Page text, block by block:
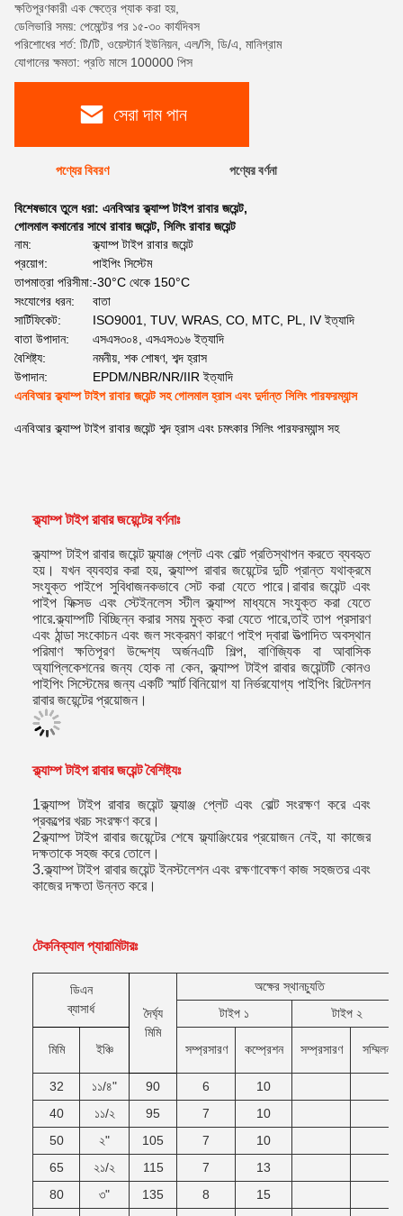
ক্ষতিপূরণকারী এক ক্ষেত্রে প্যাক করা হয়,
ডেলিভারি সময়: পেমেন্টের পর ১৫-৩০ কার্যদিবস
পরিশোধের শর্ত: টি/টি, ওয়েস্টার্ন ইউনিয়ন, এল/সি, ডি/এ, মানিগ্রাম
যোগানের ক্ষমতা: প্রতি মাসে 100000 পিস
সেরা দাম পান
পণ্যের বিবরণ পণ্যের বর্ণনা
বিশেষভাবে তুলে ধরা: এনবিআর ক্ল্যাম্প টাইপ রাবার জয়েন্ট,
গোলমাল কমানোর সাথে রাবার জয়েন্ট, সিলিং রাবার জয়েন্ট
নাম:
ক্ল্যাম্প টাইপ রাবার জয়েন্ট
প্রয়োগ:
পাইপিং সিস্টেম
তাপমাত্রা পরিসীমা:-30°C থেকে 150°C
সংযোগের ধরন:
বাতা
সার্টিফিকেট:
ISO9001, TUV, WRAS, CO, MTC, PL, IV ইত্যাদি
বাতা উপাদান:
এসএস৩০৪, এসএস৩১৬ ইত্যাদি
বৈশিষ্ট্য:
নমনীয়, শক শোষণ, শব্দ হ্রাস
উপাদান:
EPDM/NBR/NR/IIR ইত্যাদি
এনবিআর ক্ল্যাম্প টাইপ রাবার জয়েন্ট সহ গোলমাল হ্রাস এবং দুর্দান্ত সিলিং পারফরম্যান্স
এনবিআর ক্ল্যাম্প টাইপ রাবার জয়েন্ট শব্দ হ্রাস এবং চমৎকার সিলিং পারফরম্যান্স সহ
ক্ল্যাম্প টাইপ রাবার জয়েন্টের বর্ণনাঃ
ক্ল্যাম্প টাইপ রাবার জয়েন্ট ফ্ল্যাঞ্জ প্লেট এবং বোল্ট প্রতিস্থাপন করতে ব্যবহৃত
হয়। যখন ব্যবহার করা হয়, ক্ল্যাম্প রাবার জয়েন্টের দুটি প্রান্ত যথাক্রমে
সংযুক্ত পাইপে সুবিধাজনকভাবে সেট করা যেতে পারে।রাবার জয়েন্ট এবং
পাইপ ফিক্সড এবং স্টেইনলেস স্টীল ক্ল্যাম্প মাধ্যমে সংযুক্ত করা যেতে
পারে.ক্ল্যাম্পটি বিচ্ছিন্ন করার সময় মুক্ত করা যেতে পারে,তাই তাপ প্রসারণ
এবং ঠান্ডা সংকোচন এবং জল সংক্রমণ কারণে পাইপ দ্বারা উত্পাদিত অবস্থান
পরিমাণ ক্ষতিপূরণ উদ্দেশ্য অর্জনএটি শিল্প, বাণিজ্যিক বা আবাসিক
অ্যাপ্লিকেশনের জন্য হোক না কেন, ক্ল্যাম্প টাইপ রাবার জয়েন্টটি কোনও
পাইপিং সিস্টেমের জন্য একটি স্মার্ট বিনিয়োগ যা নির্ভরযোগ্য পাইপিং রিটেনশন
রাবার জয়েন্টের প্রয়োজন।
ক্ল্যাম্প টাইপ রাবার জয়েন্ট বৈশিষ্ট্যঃ
1ক্ল্যাম্প টাইপ রাবার জয়েন্ট ফ্ল্যাঞ্জ প্লেট এবং বোল্ট সংরক্ষণ করে এবং
প্রকল্পের খরচ সংরক্ষণ করে।
2ক্ল্যাম্প টাইপ রাবার জয়েন্টের শেষে ফ্ল্যাঞ্জিংয়ের প্রয়োজন নেই, যা কাজের
দক্ষতাকে সহজ করে তোলে।
3.ক্ল্যাম্প টাইপ রাবার জয়েন্ট ইনস্টলেশন এবং রক্ষণাবেক্ষণ কাজ সহজতর এবং
কাজের দক্ষতা উন্নত করে।
টেকনিক্যাল প্যারামিটারঃ
ডিএন
ব্যাসার্ধ
দৈর্ঘ্য
মিমি
অক্ষের স্থানচ্যুতি
টাইপ ১
টাইপ ২
মিমি ইঞ্চি সম্প্রসারণ কম্প্রেশন সম্প্রসারণ সম্মিলন
32 ১১/৪" 90 6
10
40
১১/২ 95 7
10
50
২" 105 7
10
65
২১/২ 115 7
13
80
৩" 135 8
15